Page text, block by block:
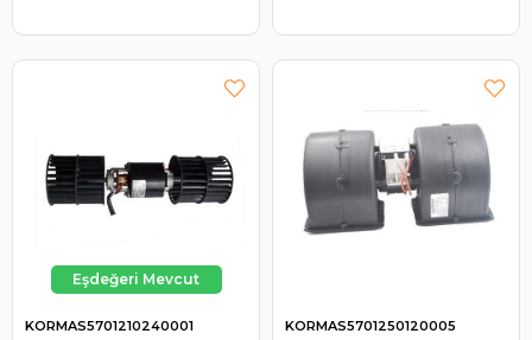
KORMAS5701210240001 KORMAS5701250120005